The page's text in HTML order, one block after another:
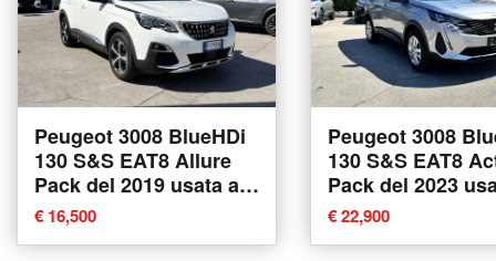
Peugeot 3008 BlueHDi
130 S&S EAT8 Allure
Pack del 2019 usata a
Fondi
€ 16,500
Peugeot 3008
130 S&S EAT8
Pack del 2023
Fondi
€ 22,900